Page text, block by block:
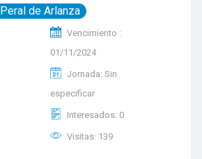
Peral de Arlanza
Vencimiento :
01/11/2024
Jornada: Sin
especificar
Interesados: 0
Visitas: 139